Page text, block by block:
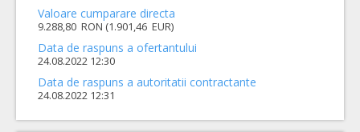
Valoare cumparare directa
9.288,80 RON (1.901,46 EUR)
Data de raspuns a ofertantului
24.08.2022 12:30
Data de raspuns a autoritatii contractante
24.08.2022 12:31